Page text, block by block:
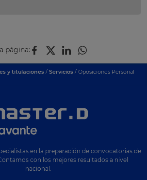
página:
y titulaciones / Servicios / Oposiciones Personal
en la preparación de convocatorias de
con los mejores resultados a nivel
nacional.